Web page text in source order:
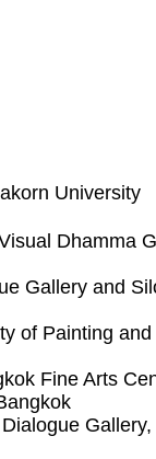
University
Dhamma
Gallery and
of Painting
Fine Arts